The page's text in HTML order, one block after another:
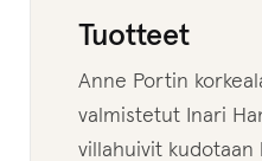
Magnus Lange
Tuotteet
Anne Portin
valmistetut Inari
villahuivit kudotaan